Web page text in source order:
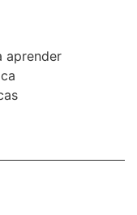
aprender